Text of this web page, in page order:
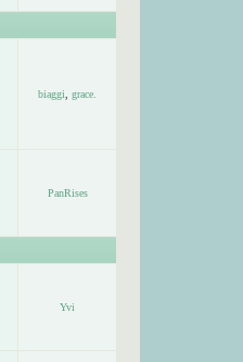
biaggi grace.
PanRises
Yvi